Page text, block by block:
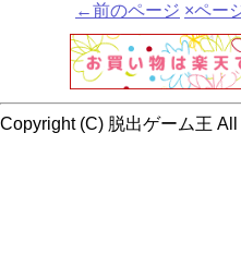
←前のページ ×ペー
Copyright (C) 脱出ゲーム王